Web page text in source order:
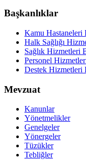
Başkanlıklar
Kamu Hastaneleri
Halk Sağlığı
Sağlık Hizmetleri
Personel
Destek Hizmetleri
Mevzuat
Kanunlar
Yönetmelikler
Genelgeler
Yönergeler
Tüzükler
Tebliğler